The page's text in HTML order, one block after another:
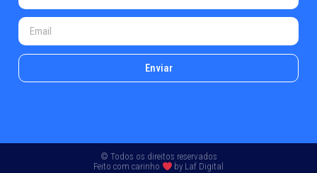
Enviar
© Todos os direitos reservados
Feito com carinho
by Laf Digital